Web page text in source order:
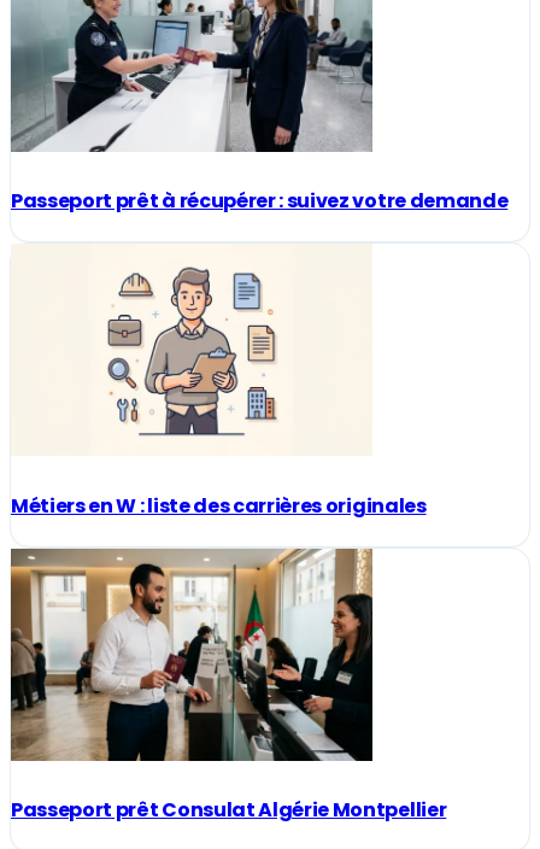
Passeport prêt à récupérer : suivez votre demande
Métiers en W : liste des carrières originales
Passeport prêt Consulat Algérie Montpellier